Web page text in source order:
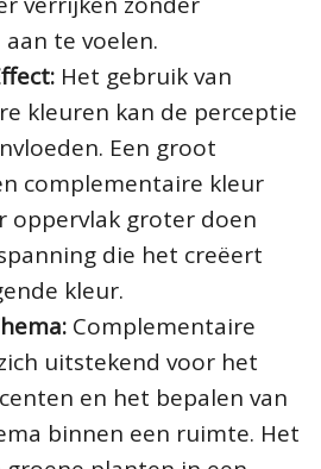
te voelen.
Het gebruik van
kleuren kan de perceptie
Een groot
complementaire kleur
oppervlak groter doen
die het creëert
kleur.
Complementaire
uitstekend voor het
en het bepalen van
binnen een ruimte. Het